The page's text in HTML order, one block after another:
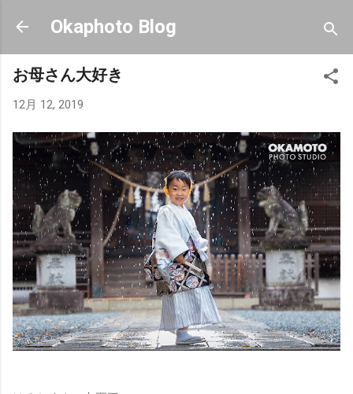
スキップしてメイン コンテンツに移動
Okaphoto Blog
お母さん大好き
12月 12, 2019